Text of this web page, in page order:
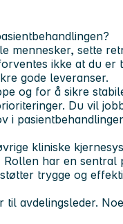
mennesker, sette
ikke at du er
gode leveranser.
og for å sikre
Du vil
i
kliniske
har en sentral
trygge og
til avdelingsleder. Noe